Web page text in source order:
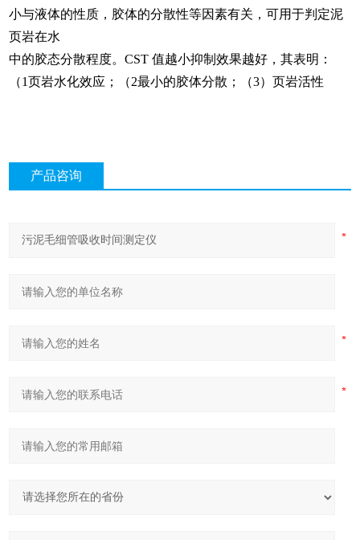
小与液体的性质，胶体的分散性等因素有关，可用于判定泥
页岩在水
中的胶态分散程度。CST 值越小抑制效果越好，其表明：
（1页岩水化效应；（2最小的胶体分散；（3）页岩活性
产品咨询